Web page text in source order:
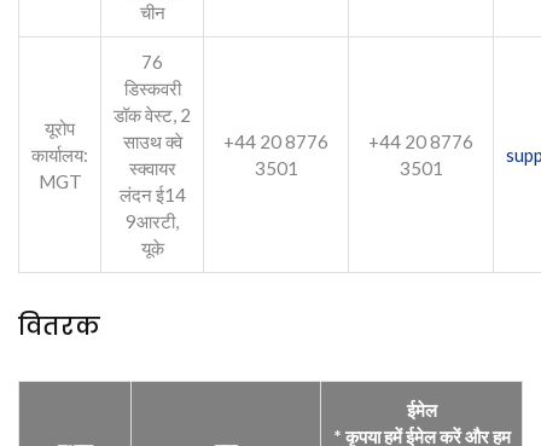
चीन
यूरोप
कार्यालय:
MGT
76
डिस्कवरी
डॉक वेस्ट, 2
साउथ क्वे
स्क्वायर
लंदन ई14
9आरटी,
यूके
+44 20 8776
3501
+44 20 8776
3501
वितरक
ईमेल
* कृपया हमें ईमेल करें और हम